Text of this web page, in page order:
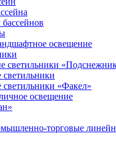
освещение
светильники
«Факел»
освещение
торговые